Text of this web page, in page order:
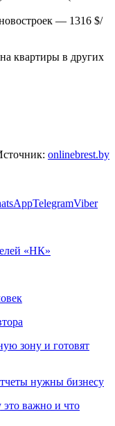
— 1316 $/
квартиры в других
onlinebrest.by
TelegramViber
«НК»
зону и готовят
нужны бизнесу
важно и что